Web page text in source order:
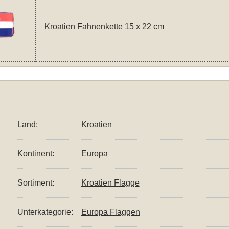
Kroatien Fahnenkette 15 x 22 cm
Land: Kroatien
Kontinent: Europa
Sortiment: Kroatien Flagge
Unterkategorie: Europa Flaggen